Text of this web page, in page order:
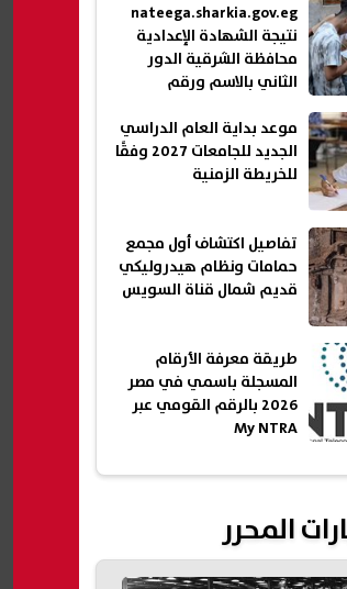
nateega.sharkia.gov.eg
نتيجة الشهادة الإعدادية
محافظة الشرقية الدور
الثاني بالاسم ورقم
موعد بداية العام الدراسي
الجديد للجامعات 2027 وفقًا
للخريطة الزمنية
تفاصيل اكتشاف أول مجمع
حمامات ونظام هيدروليكي
قديم شمال قناة السويس
طريقة معرفة الأرقام
المسجلة باسمي في مصر
2026 بالرقم القومي عبر
My NTRA
المحرر